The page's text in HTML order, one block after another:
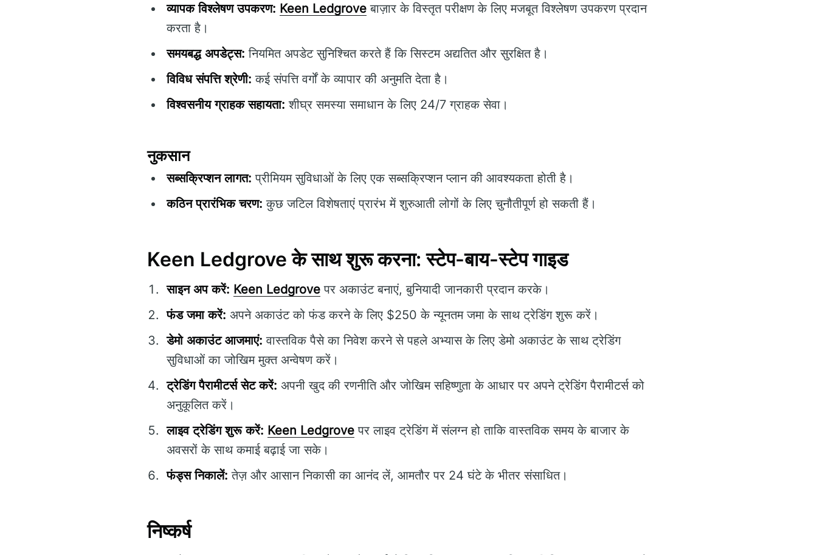
व्यापक विश्लेषण उपकरण: Keen Ledgrove बाज़ार के विस्तृत परीक्षण के लिए मजबूत विश्लेषण उपकरण प्रदान
करता है।
समयबद्ध अपडेट्स: नियमित अपडेट सुनिश्चित करते हैं कि सिस्टम अद्यतित और सुरक्षित है।
विविध संपत्ति श्रेणी: कई संपत्ति वर्गों के व्यापार की अनुमति देता है।
विश्वसनीय ग्राहक सहायता: शीघ्र समस्या समाधान के लिए 24/7 ग्राहक सेवा।
नुकसान
सब्सक्रिप्शन लागत: प्रीमियम सुविधाओं के लिए एक सब्सक्रिप्शन प्लान की आवश्यकता होती है।
कठिन प्रारंभिक चरण: कुछ जटिल विशेषताएं प्रारंभ में शुरुआती लोगों के लिए चुनौतीपूर्ण हो सकती हैं।
Keen Ledgrove के साथ शुरू करना: स्टेप-बाय-स्टेप गाइड
साइन अप करें: Keen Ledgrove पर अकाउंट बनाएं, बुनियादी जानकारी प्रदान करके।
फंड जमा करें: अपने अकाउंट को फंड करने के लिए $250 के न्यूनतम जमा के साथ ट्रेडिंग शुरू करें।
डेमो अकाउंट आजमाएं: वास्तविक पैसे का निवेश करने से पहले अभ्यास के लिए डेमो अकाउंट के साथ ट्रेडिंग
सुविधाओं का जोखिम मुक्त अन्वेषण करें।
ट्रेडिंग पैरामीटर्स सेट करें: अपनी खुद की रणनीति और जोखिम सहिष्णुता के आधार पर अपने ट्रेडिंग पैरामीटर्स को
अनुकूलित करें।
लाइव ट्रेडिंग शुरू करें: Keen Ledgrove पर लाइव ट्रेडिंग में संलग्न हो ताकि वास्तविक समय के बाजार के
अवसरों के साथ कमाई बढ़ाई जा सके।
फंड्स निकालें: तेज़ और आसान निकासी का आनंद लें, आमतौर पर 24 घंटे के भीतर संसाधित।
निष्कर्ष